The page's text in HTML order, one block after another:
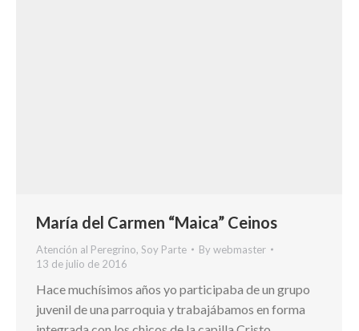
María del Carmen “Maica” Ceinos
Atención al Peregrino, Soy Parte Bywebmaster
13 de julio de 2016
Hace muchísimos años yo participaba de un grupo
juvenil de una parroquia y trabajábamos en forma